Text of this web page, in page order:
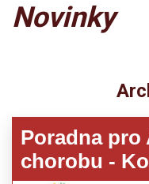
Novinky
Poradna pro
chorobu -